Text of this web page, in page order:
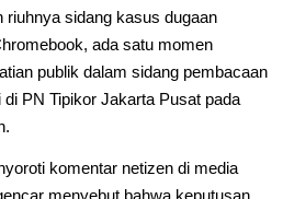
riuhnya sidang kasus dugaan
ada satu momen
publik dalam sidang pembacaan
di PN Tipikor Jakarta Pusat pada
komentar netizen di media
menyebut bahwa keputusan